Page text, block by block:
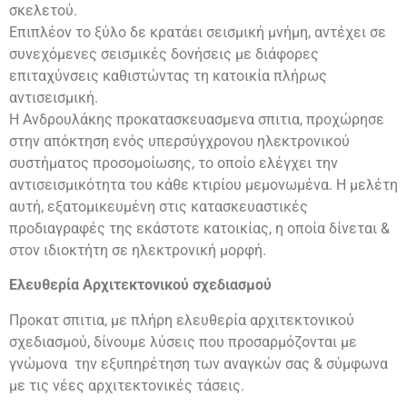
σκελετού.
Επιπλέον το ξύλο δε κρατάει σεισμική μνήμη, αντέχει σε
συνεχόμενες σεισμικές δονήσεις με διάφορες
επιταχύνσεις καθιστώντας τη κατοικία πλήρως
αντισεισμική.
Η Ανδρουλάκης προκατασκευασμενα σπιτια, προχώρησε
στην απόκτηση ενός υπερσύγχρονου ηλεκτρονικού
συστήματος προσομοίωσης, το οποίο ελέγχει την
αντισεισμικότητα του κάθε κτιρίου μεμονωμένα. Η μελέτη
αυτή, εξατομικευμένη στις κατασκευαστικές
προδιαγραφές της εκάστοτε κατοικίας, η οποία δίνεται &
στον ιδιοκτήτη σε ηλεκτρονική μορφή.
Ελευθερία Αρχιτεκτονικού σχεδιασμού
Προκατ σπιτια, με πλήρη ελευθερία αρχιτεκτονικού
σχεδιασμού, δίνουμε λύσεις που προσαρμόζονται με
γνώμονα την εξυπηρέτηση των αναγκών σας & σύμφωνα
με τις νέες αρχιτεκτονικές τάσεις.